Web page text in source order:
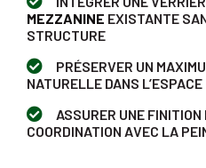
MEZZANINE EXISTANTE
STRUCTURE
PRÉSERVER UN
NATURELLE DANS L’ESPACE
ASSURER UNE FINITION
COORDINATION AVEC LA